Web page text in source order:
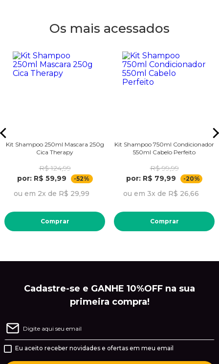
Os mais acessados
Kit Shampoo 250ml Mascara 250g
Cica Therapy
R$ 124,99
por: R$ 59,99
-52%
ou em 2x de R$ 29,99
Comprar
Kit Shampoo 750ml Condicionador
550ml Cabelo Perfeito
R$ 99,99
por: R$ 79,99
-20%
ou em 3x de R$ 26,66
Comprar
Cadastre-se e GANHE 10%OFF na sua
primeira compra!
Eu aceito receber novidades e ofertas em meu email